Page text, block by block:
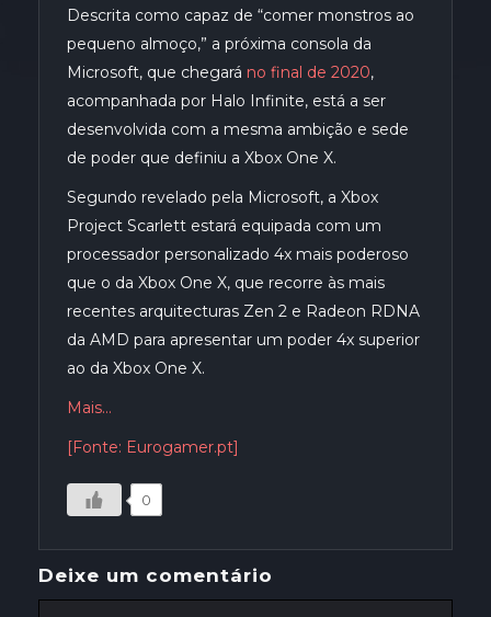
Descrita como capaz de “comer monstros ao
pequeno almoço,” a próxima consola da
Microsoft, que chegará no final de 2020,
acompanhada por Halo Infinite, está a ser
desenvolvida com a mesma ambição e sede
de poder que definiu a Xbox One X.
Segundo revelado pela Microsoft, a Xbox
Project Scarlett estará equipada com um
processador personalizado 4x mais poderoso
que o da Xbox One X, que recorre às mais
recentes arquitecturas Zen 2 e Radeon RDNA
da AMD para apresentar um poder 4x superior
ao da Xbox One X.
Mais…
[Fonte: Eurogamer.pt]
0
Deixe um comentário